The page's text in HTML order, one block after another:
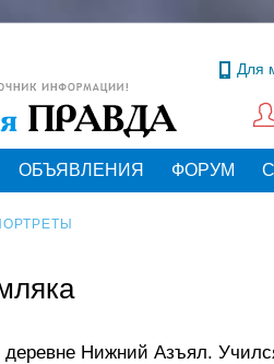
Для
ОБЪЯВЛЕНИЯ ФОРУМ
деревне Нижний Азъял.